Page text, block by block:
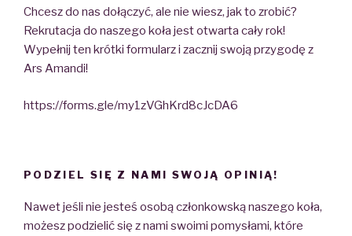
Chcesz do nas dołączyć, ale nie wiesz, jak to zrobić?
Rekrutacja do naszego koła jest otwarta cały rok!
Wypełnij ten krótki formularz i zacznij swoją przygodę z
Ars Amandi!
https://forms.gle/my1zVGhKrd8cJcDA6
PODZIEL SIĘ Z NAMI SWOJĄ OPINIĄ!
Nawet jeśli nie jesteś osobą członkowską naszego koła,
możesz podzielić się z nami swoimi pomysłami, które